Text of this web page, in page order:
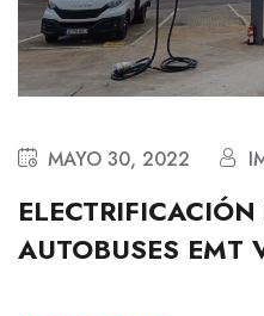
MAYO 30, 2022
AUTOBUSES EMT